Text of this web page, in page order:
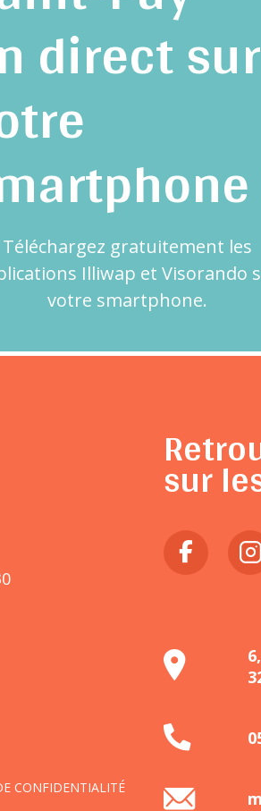
direct sur
Téléchargez gratuitement les
Illiwap et Visorando
votre smartphone.
CONFIDENTIALITÉ
sur